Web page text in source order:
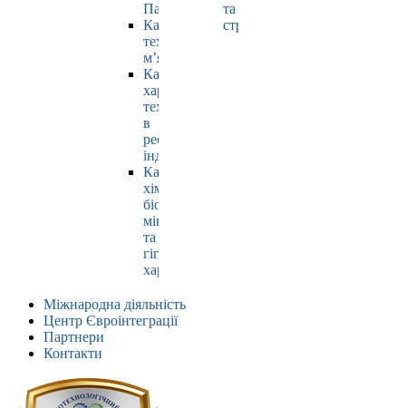
Павлюк
Кафедра
технології
м’яса
Кафедра
харчових
технологій
в
ресторанній
індустрії
Кафедра
хімії,
біохімії,
мікробіології
та
гігієни
харчування
та
страхування
Міжнародна діяльність
Центр Євроінтеграції
Партнери
Контакти